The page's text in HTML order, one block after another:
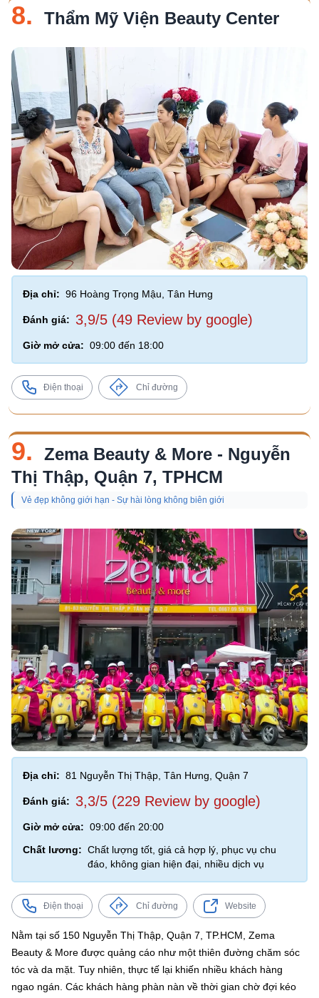
8. Thẩm Mỹ Viện Beauty Center
Địa chỉ: 96 Hoàng Trọng Mậu, Tân Hưng
Đánh giá: 3,9/5 (49 Review by google)
Giờ mở cửa: 09:00 đến 18:00
Điện thoại Chỉ đường
9.
Zema Beauty & More - Nguyễn
Thị Thập, Quận 7, TPHCM
Vẻ đẹp không giới hạn - Sự hài lòng không biên giới
Địa chỉ: 81 Nguyễn Thị Thập, Tân Hưng, Quận 7
Đánh giá: 3,3/5 (229 Review by google)
Giờ mở cửa: 09:00 đến 20:00
Chất lương: Chất lượng tốt, giá cả hợp lý, phục vụ chu
đáo, không gian hiện đại, nhiều dịch vụ
Điện thoại Chỉ đường Website
Nằm tại số 150 Nguyễn Thị Thập, Quận 7, TP.HCM, Zema
Beauty & More được quảng cáo như một thiên đường chăm sóc
tóc và da mặt. Tuy nhiên, thực tế lại khiến nhiều khách hàng
ngao ngán. Các khách hàng phàn nàn về thời gian chờ đợi kéo